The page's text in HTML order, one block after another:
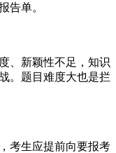
告单。
、新颖性不足，知识
。题目难度大也是拦
考生应提前向要报考